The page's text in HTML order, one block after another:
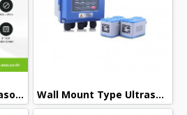
FUM03 Clamp-on Ultrasonic Flow Meter eyc-tech มิเตอร์วัดอัตราการไหลแบบไม่สัมผัสตัวกลาง Wall Mount Type Ultrasonic Flow Meter : FKU2000B-TS-2